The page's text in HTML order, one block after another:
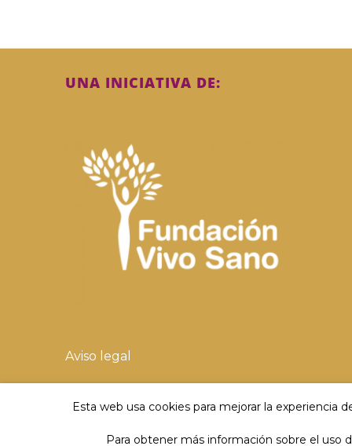
UNA INICIATIVA DE:
Aviso legal
Política de cookies
Esta web usa cookies para mejorar la experiencia
Para obtener más información sobre el uso